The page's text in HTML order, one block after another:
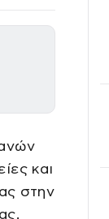
και
στην